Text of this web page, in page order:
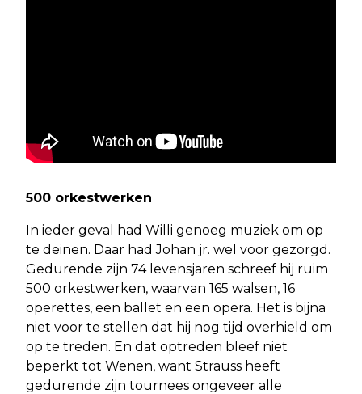
500 orkestwerken
In ieder geval had Willi genoeg muziek om op
te deinen. Daar had Johan jr. wel voor gezorgd.
Gedurende zijn 74 levensjaren schreef hij ruim
500 orkestwerken, waarvan 165 walsen, 16
operettes, een ballet en een opera. Het is bijna
niet voor te stellen dat hij nog tijd overhield om
op te treden. En dat optreden bleef niet
beperkt tot Wenen, want Strauss heeft
gedurende zijn tournees ongeveer alle